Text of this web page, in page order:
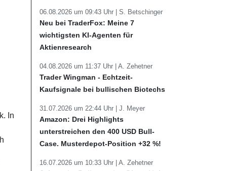
In
06.08.2026 um 09:43 Uhr | S. Betschinger
Neu bei TraderFox: Meine 7
wichtigsten KI-Agenten für
Aktienresearch
04.08.2026 um 11:37 Uhr | A. Zehetner
Trader Wingman - Echtzeit-
Kaufsignale bei bullischen Biotechs
31.07.2026 um 22:44 Uhr | J. Meyer
Amazon: Drei Highlights
unterstreichen den 400 USD Bull-
Case. Musterdepot-Position +32 %!
16.07.2026 um 10:33 Uhr | A. Zehetner